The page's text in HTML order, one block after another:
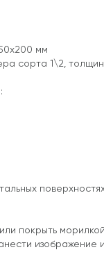
мм
сорта 1\2,
покрыть
изображение